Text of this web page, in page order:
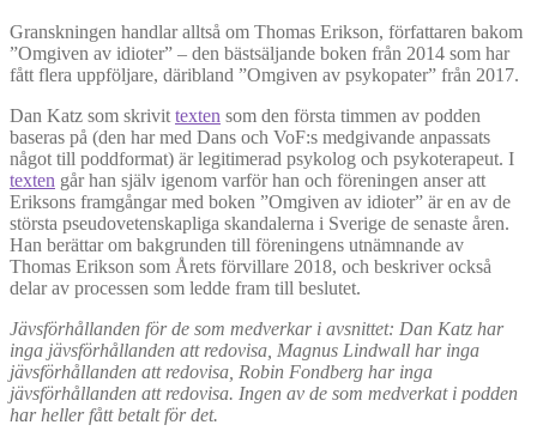
Granskningen handlar alltså om Thomas Erikson, författaren bakom
”Omgiven av idioter” – den bästsäljande boken från 2014 som har
fått flera uppföljare, däribland ”Omgiven av psykopater” från 2017.
Dan Katz som skrivit texten som den första timmen av podden
baseras på (den har med Dans och VoF:s medgivande anpassats
något till poddformat) är legitimerad psykolog och psykoterapeut. I
texten går han själv igenom varför han och föreningen anser att
Eriksons framgångar med boken ”Omgiven av idioter” är en av de
största pseudovetenskapliga skandalerna i Sverige de senaste åren.
Han berättar om bakgrunden till föreningens utnämnande av
Thomas Erikson som Årets förvillare 2018, och beskriver också
delar av processen som ledde fram till beslutet.
Jävsförhållanden för de som medverkar i avsnittet: Dan Katz har
inga jävsförhållanden att redovisa, Magnus Lindwall har inga
jävsförhållanden att redovisa, Robin Fondberg har inga
jävsförhållanden att redovisa. Ingen av de som medverkat i podden
har heller fått betalt för det.